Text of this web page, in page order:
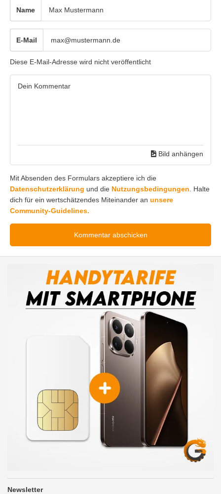
Name
E-Mail
Diese E-Mail-Adresse wird nicht veröffentlicht
Bild anhängen
Mit Absenden des Formulars akzeptiere ich die
Datenschutzerklärung und die Nutzungsbedingungen . Halte
dich für ein wertschätzendes Miteinander an unsere
Community-Guidelines.
Newsletter